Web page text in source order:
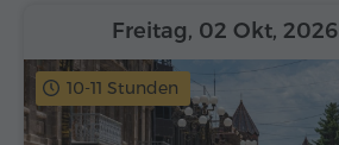
10-11 Stunden
Freitag, 02 Okt, 2026